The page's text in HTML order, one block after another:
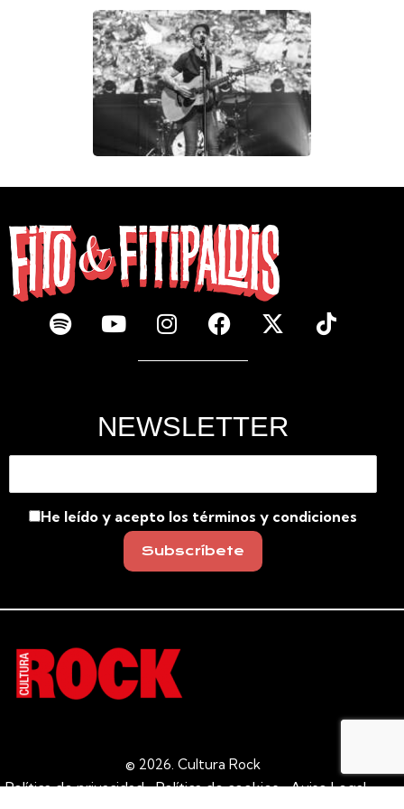
NEWSLETTER
He leído y acepto los términos y condiciones
© 2026. Cultura Rock
Política de privacidad Política de cookies
Aviso Legal